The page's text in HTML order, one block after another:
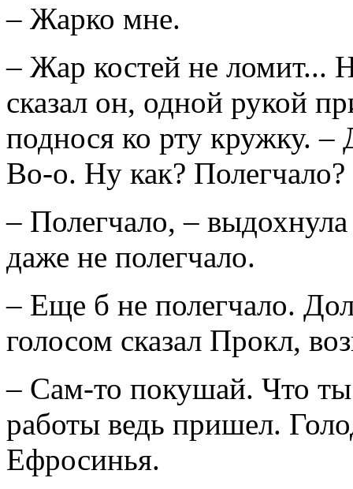
– Жарко мне.
– Жар костей не ломит...
сказал он, одной рукой
поднося ко рту кружку.
Во-о. Ну как? Полегчало?
– Полегчало, –
даже не полегчало.
– Еще б не полегчало.
голосом сказал Прокл,
– Сам-то покушай. Что
работы ведь пришел.
Ефросинья.